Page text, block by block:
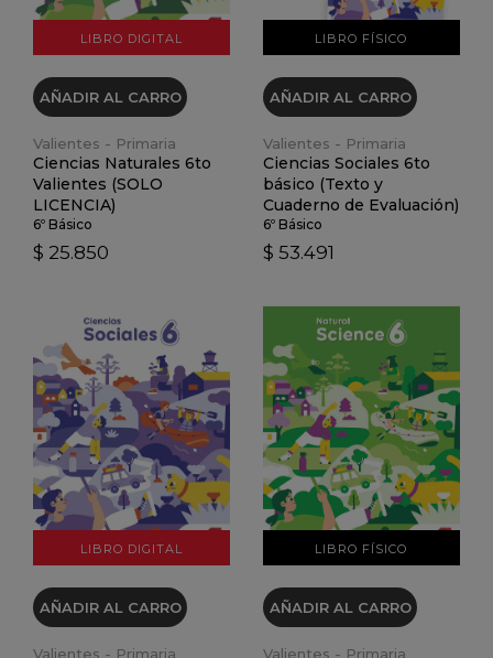
LIBRO DIGITAL
AÑADIR AL CARRO
Valientes - Primaria
Ciencias Naturales 6to
Valientes (SOLO
LICENCIA)
6º Básico
$ 25.850
LIBRO FÍSICO
AÑADIR AL CARRO
Valientes - Primaria
Ciencias Sociales 6to
básico (Texto y
Cuaderno de Evaluación)
6º Básico
$ 53.491
LIBRO DIGITAL
VER DETALLES
AÑADIR AL CARRO
Valientes - Primaria
LIBRO FÍSICO
VER DETALLES
AÑADIR AL CARRO
Valientes - Primaria